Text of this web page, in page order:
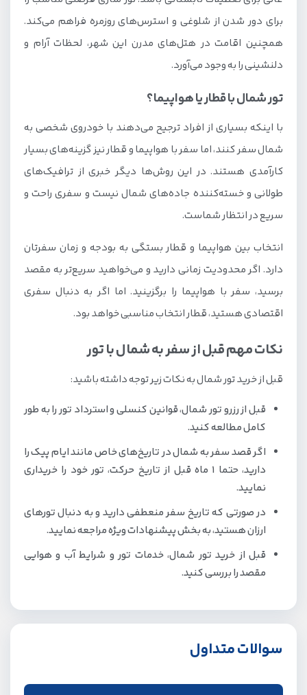
برای دور شدن از شلوغی و استرس‌های روزمره فراهم می‌کند.
همچنین اقامت در هتل‌های مدرن این شهر، لحظات آرام و
دلنشینی را به وجود می‌آورد.
تور شمال با قطار یا هواپیما؟
با اینکه بسیاری از افراد ترجیح می‌دهند با خودروی شخصی به
شمال سفر کنند، اما سفر با هواپیما و قطار نیز گزینه‌های بسیار
کارآمدی هستند. در این روش‌ها دیگر خبری از ترافیک‌های
طولانی و خسته‌کننده جاده‌های شمال نیست و سفری راحت و
سریع در انتظار شماست.
انتخاب بین هواپیما و قطار بستگی به بودجه و زمان سفرتان
دارد. اگر محدودیت زمانی دارید و می‌خواهید سریع‌تر به مقصد
برسید، سفر با هواپیما را برگزینید. اما اگر به دنبال سفری
اقتصادی هستید، قطار انتخاب مناسبی خواهد بود.
نکات مهم قبل از سفر به شمال با تور
قبل از خرید تور شمال به نکات زیر توجه داشته باشید:
قبل از رزرو تور شمال، قوانین کنسلی و استرداد تور را به طور
کامل مطالعه کنید.
اگر قصد سفر به شمال در تاریخ‌های خاص مانند ایام پیک را
دارید، حتما 1 ماه قبل از تاریخ حرکت، تور خود را خریداری
نمایید.
در صورتی که تاریخ سفر منعطفی دارید و به دنبال تورهای
ارزان هستید، به بخش پیشنهادات ویژه مراجعه نمایید.
قبل از خرید تور شمال، خدمات تور و شرایط آب و هوایی
مقصد را بررسی کنید.
سوالات متداول